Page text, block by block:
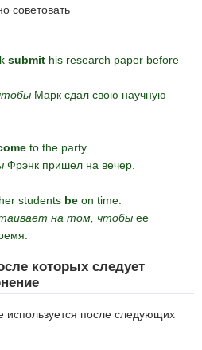
советовать
submit his research paper before
Марк сдал свою научную
to the party.
Фрэнк пришел на вечер.
her students be on time.
на том, чтобы ее
которых следует
используется после следующих